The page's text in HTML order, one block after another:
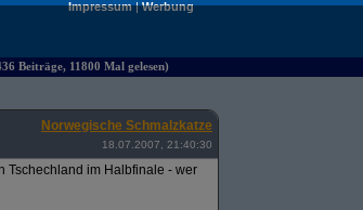
Impressum|Werbung
Beiträge, 11800 Mal gelesen)
Norwegische Schmalzkatze
18.07.2007, 21:40:30
Tschechland im Halbfinale - wer